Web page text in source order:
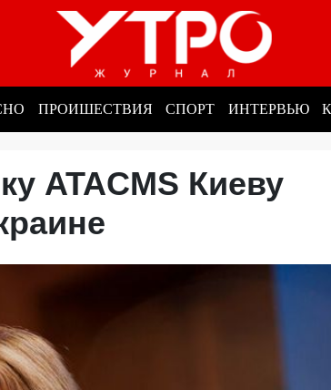
ПРОИШЕСТВИЯ СПОРТ ИНТЕРВЬЮ
ATACMS Киеву